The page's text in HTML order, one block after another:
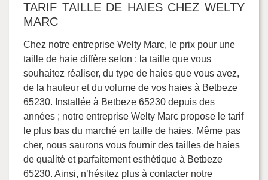
TARIF TAILLE DE HAIES CHEZ WELTY
MARC
Chez notre entreprise Welty Marc, le prix pour une
taille de haie diffère selon : la taille que vous
souhaitez réaliser, du type de haies que vous avez,
de la hauteur et du volume de vos haies à Betbeze
65230. Installée à Betbeze 65230 depuis des
années ; notre entreprise Welty Marc propose le tarif
le plus bas du marché en taille de haies. Même pas
cher, nous saurons vous fournir des tailles de haies
de qualité et parfaitement esthétique à Betbeze
65230. Ainsi, n’hésitez plus à contacter notre